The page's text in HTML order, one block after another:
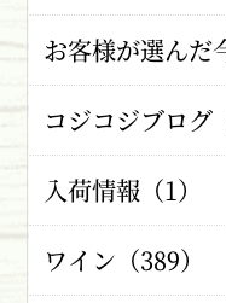
お客様が選んだ
コジコジブログ
入荷情報（1）
ワイン（389）